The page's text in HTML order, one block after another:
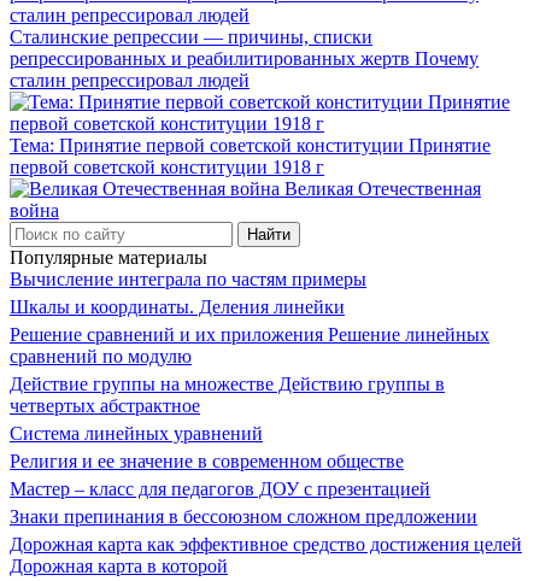
Сталинские репрессии — причины, списки
репрессированных и реабилитированных жертв Почему
сталин репрессировал людей
Тема: Принятие первой советской конституции Принятие
первой советской конституции 1918 г
Великая Отечественная
война
Популярные материалы
Вычисление интеграла по частям примеры
Шкалы и координаты. Деления линейки
Решение сравнений и их приложения Решение линейных
сравнений по модулю
Действие группы на множестве Действию группы в
четвертых абстрактное
Система линейных уравнений
Религия и ее значение в современном обществе
Мастер – класс для педагогов ДОУ с презентацией
Знаки препинания в бессоюзном сложном предложении
Дорожная карта как эффективное средство достижения целей
Дорожная карта в которой